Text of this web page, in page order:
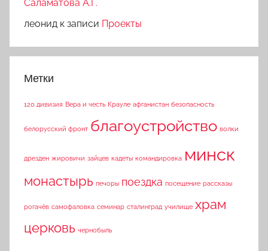
Саламатова А.Г.
леонид к записи Проекты
Метки
120 дивизия Вера и честь Крауле афганистан безопасность
белорусский фронт благоустройство волки
дрезден жировичи зайцев кадеты командировка минск
монастырь печоры поездка посещение рассказы
рогачёв самофаловка семинар сталинград училище храм
церковь чернобыль